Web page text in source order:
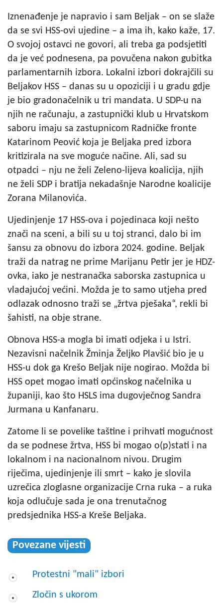
Iznenađenje je napravio i sam Beljak – on se slaže
da se svi HSS-ovi ujedine – a ima ih, kako kaže, 17.
O svojoj ostavci ne govori, ali treba ga podsjetiti
da je već podnesena, pa povučena nakon gubitka
parlamentarnih izbora. Lokalni izbori dokrajčili su
Beljakov HSS – danas su u opoziciji i u gradu gdje
je bio gradonačelnik u tri mandata. U SDP-u na
njih ne računaju, a zastupnički klub u Hrvatskom
saboru imaju sa zastupnicom Radničke fronte
Katarinom Peović koja je Beljaka pred izbora
kritizirala na sve moguće načine. Ali, sad su
otpadci – nju ne želi Zeleno-lijeva koalicija, njih
ne želi SDP i bratija nekadašnje Narodne koalicije
Zorana Milanovića.
Ujedinjenje 17 HSS-ova i pojedinaca koji nešto
znači na sceni, a bili su u toj stranci, dalo bi im
šansu za obnovu do izbora 2024. godine. Beljak
traži da natrag ne prime Marijanu Petir jer je HDZ-
ovka, iako je nestranačka saborska zastupnica u
vladajućoj većini. Možda je to samo utjeha pred
odlazak odnosno traži se „žrtva pješaka“, rekli bi
šahisti, na obje strane.
Obnova HSS-a mogla bi imati odjeka i u Istri.
Nezavisni načelnik Žminja Željko Plavšić bio je u
HSS-u dok ga Krešo Beljak nije nogirao. Možda bi
HSS opet mogao imati općinskog načelnika u
županiji, kao što HSLS ima dugovječnog Sandra
Jurmana u Kanfanaru.
Zatome li se povelike taštine i prihvati mogućnost
da se podnese žrtva, HSS bi mogao o(p)stati i na
lokalnom i na nacionalnom nivou. Drugim
riječima, ujedinjenje ili smrt – kako je slovila
uzrečica zloglasne organizacije Crna ruka – a ruka
koja odlučuje sada je ona trenutačnog
predsjednika HSS-a Kreše Beljaka.
Povezane vijesti
Protestni "mali" izbori
Zločin s ukorom